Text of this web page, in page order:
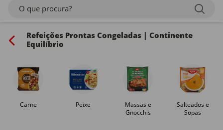
O que procura?
Refeições Prontas Congeladas | Continente
Equilíbrio
Carne Peixe
Massas e
Gnocchis
Salteados e
Sopas